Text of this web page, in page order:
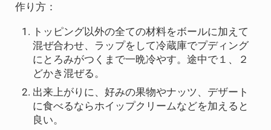
作り方：
トッピング以外の全ての材料をボールに加えて
混ぜ合わせ、ラップをして冷蔵庫でプディング
にとろみがつくまで一晩冷やす。途中で１、２
どかき混ぜる。
出来上がりに、好みの果物やナッツ、デザート
に食べるならホイップクリームなどを加えると
良い。